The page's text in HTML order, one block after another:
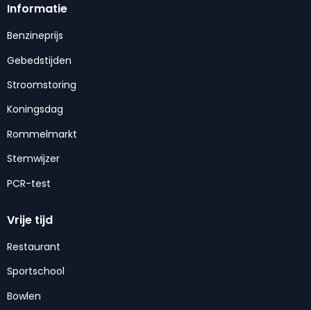
Informatie
Benzineprijs
Gebedstijden
Stroomstoring
Koningsdag
Rommelmarkt
Stemwijzer
PCR-test
Vrije tijd
Restaurant
Sportschool
Bowlen